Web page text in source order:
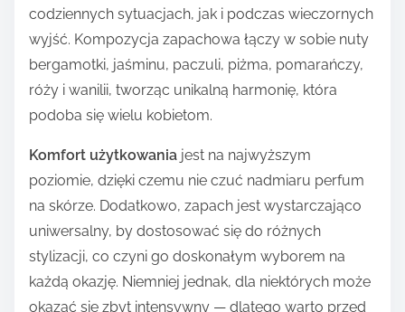
codziennych sytuacjach, jak i podczas wieczornych
wyjść. Kompozycja zapachowa łączy w sobie nuty
bergamotki, jaśminu, paczuli, piżma, pomarańczy,
róży i wanilii, tworząc unikalną harmonię, która
podoba się wielu kobietom.
Komfort użytkowania jest na najwyższym
poziomie, dzięki czemu nie czuć nadmiaru perfum
na skórze. Dodatkowo, zapach jest wystarczająco
uniwersalny, by dostosować się do różnych
stylizacji, co czyni go doskonałym wyborem na
każdą okazję. Niemniej jednak, dla niektórych może
okazać się zbyt intensywny — dlatego warto przed